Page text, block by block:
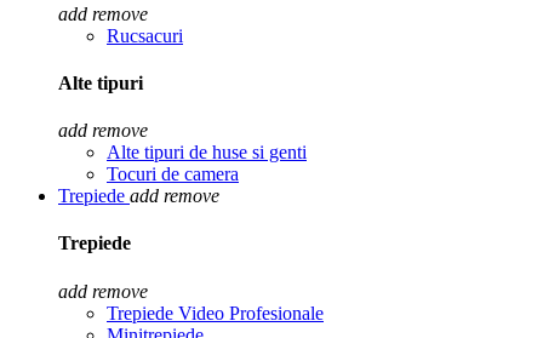
add remove
Rucsacuri
Alte tipuri
add remove
Alte tipuri de huse si genti
Tocuri de camera
Trepiede add remove
Trepiede
add remove
Trepiede Video Profesionale